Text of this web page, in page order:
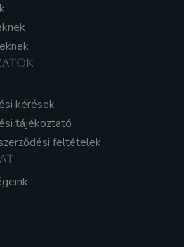
kérések
tájékoztató
feltételek